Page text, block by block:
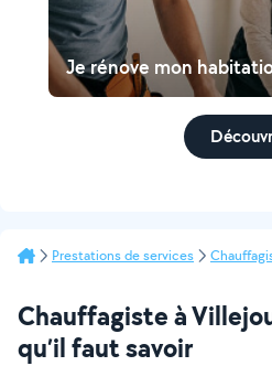
Je rénove mon
Prestations de services
Chauffagiste à
qu’il faut savoir